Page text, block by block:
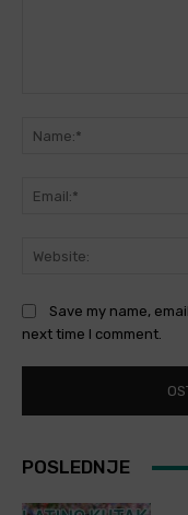
Save my name,
next time I comment.
POSLEDNJE